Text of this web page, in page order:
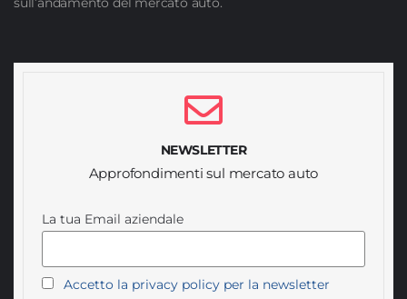
NEWSLETTER
Approfondimenti sul mercato auto
La tua Email aziendale
Accetto la privacy policy per la newsletter